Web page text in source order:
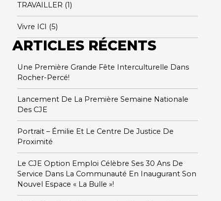
TRAVAILLER (1)
Vivre ICI (5)
ARTICLES RÉCENTS
Une Première Grande Fête Interculturelle Dans
Rocher-Percé!
Lancement De La Première Semaine Nationale
Des CJE
Portrait – Émilie Et Le Centre De Justice De
Proximité
Le CJE Option Emploi Célèbre Ses 30 Ans De
Service Dans La Communauté En Inaugurant Son
Nouvel Espace « La Bulle »!